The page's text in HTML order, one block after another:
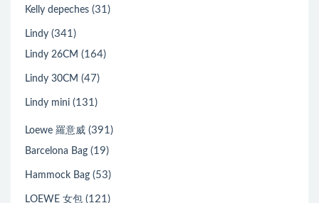
Kelly depeches (31)
Lindy (341)
Lindy 26CM (164)
Lindy 30CM (47)
Lindy mini (131)
Loewe 羅意威 (391)
Barcelona Bag (19)
Hammock Bag (53)
LOEWE 女包 (121)